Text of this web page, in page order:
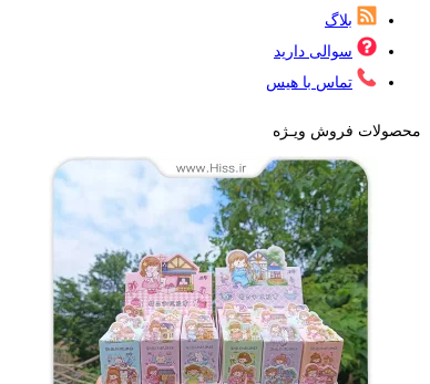
بلاگ
سوالی دارید
تماس با هیس
محصولات فروش ویـژه